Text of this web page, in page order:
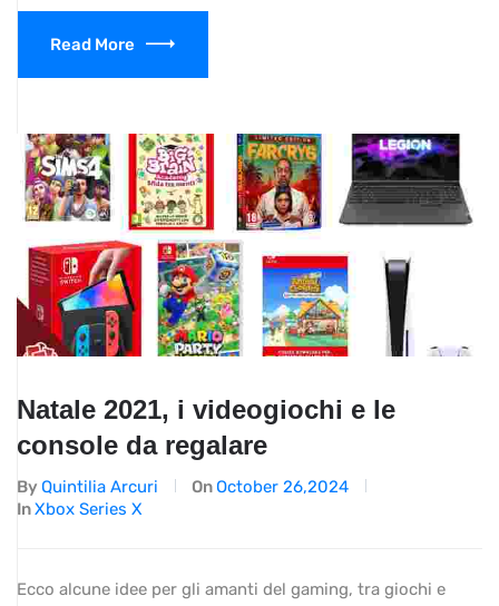
Read More
Natale 2021, i videogiochi e le
console da regalare
By Quintilia Arcuri On October 26,2024
InXbox Series X
Ecco alcune idee per gli amanti del gaming, tra giochi e